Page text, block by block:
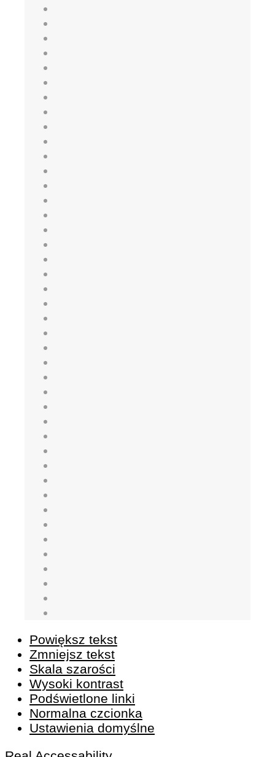
Powiększ tekst
Zmniejsz tekst
Skala szarości
Wysoki kontrast
Podświetlone linki
Normalna czcionka
Ustawienia domyślne